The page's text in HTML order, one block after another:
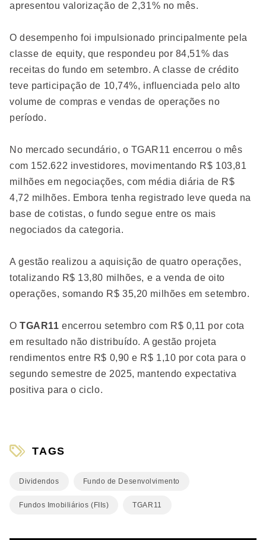
apresentou valorização de 2,31% no mês.
O desempenho foi impulsionado principalmente pela
classe de equity, que respondeu por 84,51% das
receitas do fundo em setembro. A classe de crédito
teve participação de 10,74%, influenciada pelo alto
volume de compras e vendas de operações no
período.
No mercado secundário, o TGAR11 encerrou o mês
com 152.622 investidores, movimentando R$ 103,81
milhões em negociações, com média diária de R$
4,72 milhões. Embora tenha registrado leve queda na
base de cotistas, o fundo segue entre os mais
negociados da categoria.
A gestão realizou a aquisição de quatro operações,
totalizando R$ 13,80 milhões, e a venda de oito
operações, somando R$ 35,20 milhões em setembro.
OTGAR11 encerrou setembro com R$ 0,11 por cota
em resultado não distribuído. A gestão projeta
rendimentos entre R$ 0,90 e R$ 1,10 por cota para o
segundo semestre de 2025, mantendo expectativa
positiva para o ciclo.
TAGS
Dividendos Fundo de Desenvolvimento
Fundos Imobiliários (FIIs) TGAR11